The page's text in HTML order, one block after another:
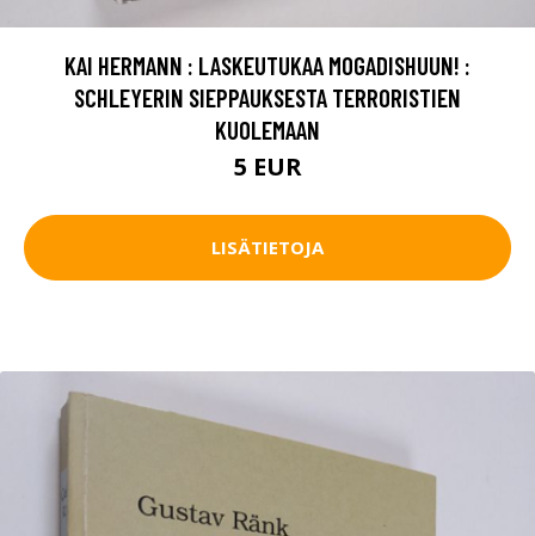
KAI HERMANN : LASKEUTUKAA MOGADISHUUN! :
SCHLEYERIN SIEPPAUKSESTA TERRORISTIEN
KUOLEMAAN
5 EUR
LISÄTIETOJA